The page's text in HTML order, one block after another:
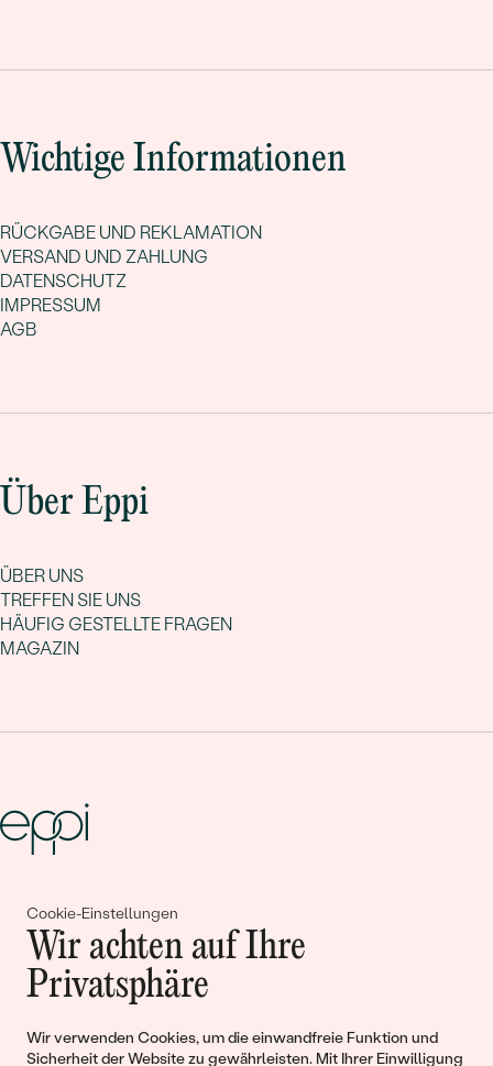
Cookie-Einstellungen
Wir achten auf Ihre
Privatsphäre
Wir verwenden Cookies, um die einwandfreie Funktion und
Sicherheit der Website zu gewährleisten. Mit Ihrer Einwilligung
Wichtige Informationen
RÜCKGABE UND REKLAMATION
VERSAND UND ZAHLUNG
DATENSCHUTZ
IMPRESSUM
AGB
Über Eppi
ÜBER UNS
TREFFEN SIE UNS
HÄUFIG GESTELLTE FRAGEN
MAGAZIN
Gemeinsam erschaffen wir
Geschichten von Schönheit und
Liebe
Begleiten Sie uns!